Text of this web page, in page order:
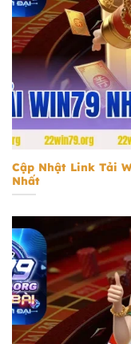
tải Win79 nhận
Cập Nhật Link Tải
Nhất